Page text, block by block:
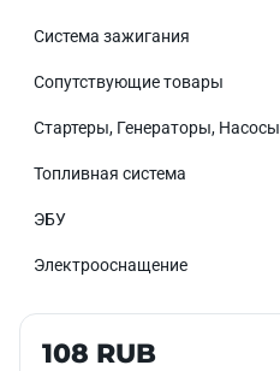
Система зажигания
Сопутствующие товары
Стартеры, Генераторы, Насосы
Топливная система
ЭБУ
Электрооснащение
Б/У В НАЛИЧИИ
108 RUB